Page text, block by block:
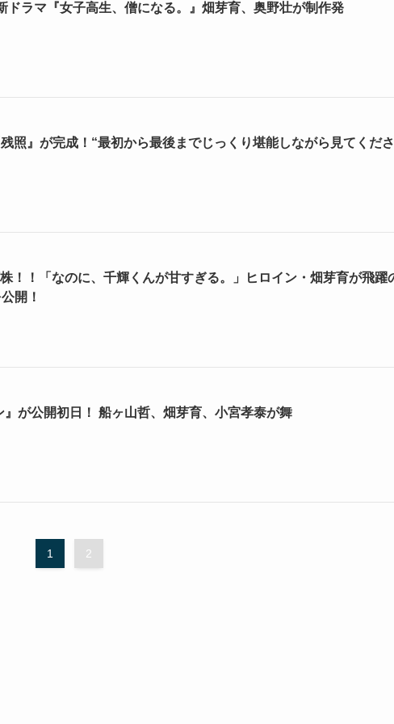
ドラマ『女子高生、僧になる。』畑芽育、奥野壮が制作発
照』が完成！“最初から最後までじっくり堪能しながら見てくださ
！！「なのに、千輝くんが甘すぎる。」ヒロイン・畑芽育が飛躍
開！
』が公開初日！ 船ヶ山哲、畑芽育、小宮孝泰が舞
1 2